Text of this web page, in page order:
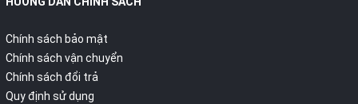
Chính sách bảo mật
Chính sách vận chuyển
Chính sách đổi trả
Quy định sử dụng